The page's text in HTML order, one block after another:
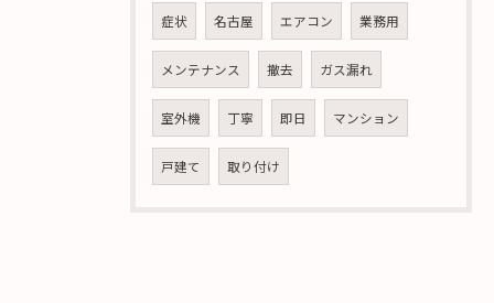
症状 名古屋 エアコン 業務用
メンテナンス 撤去 ガス漏れ
室外機 丁寧 即日 マンション
戸建て 取り付け